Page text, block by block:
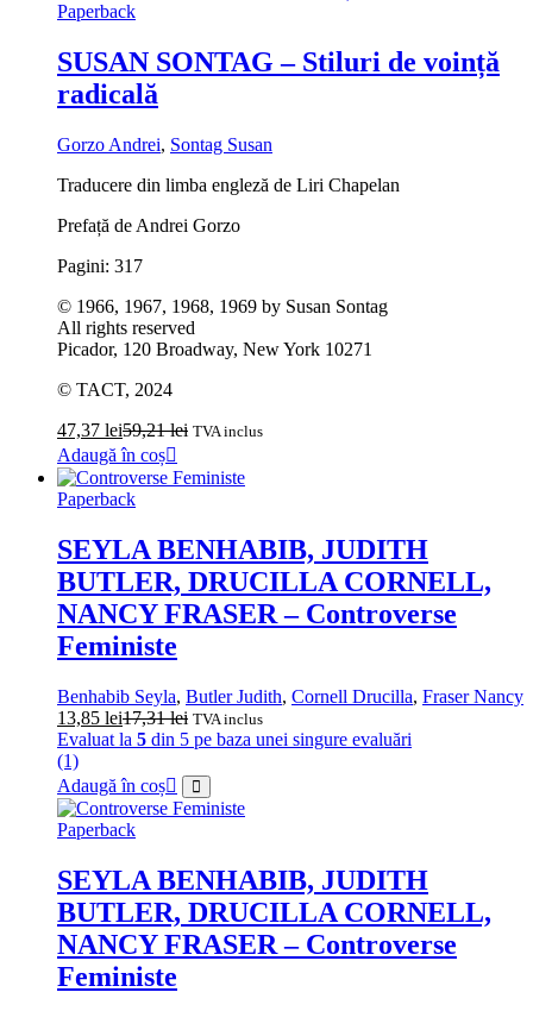
Paperback
SUSAN SONTAG – Stiluri de voință
radicală
Gorzo Andrei, Sontag Susan
Traducere din limba engleză de Liri Chapelan
Prefață de Andrei Gorzo
Pagini: 317
© 1966, 1967, 1968, 1969 by Susan Sontag
All rights reserved
Picador, 120 Broadway, New York 10271
© TACT, 2024
47,37 lei59,21lei TVA inclus
Adaugă în coș
Paperback
SEYLA BENHABIB, JUDITH
BUTLER, DRUCILLA CORNELL,
NANCY FRASER – Controverse
Feministe
Benhabib Seyla, Butler Judith, Cornell Drucilla, Fraser Nancy
13,85 lei17,31lei TVA inclus
Evaluat la 5 din 5 pe baza unei singure evaluări
(1)
Adaugă în coș
Paperback
SEYLA BENHABIB, JUDITH
BUTLER, DRUCILLA CORNELL,
NANCY FRASER – Controverse
Feministe